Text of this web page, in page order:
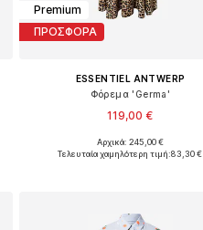
Premium
ΠΡΟΣΦΟΡΑ
ESSENTIEL ANTWERP
Φόρεμα 'Germa'
119,00 €
Διαθέσιμα μεγέθη: 36, 38
Αρχικά: 245,00 €
Τελευταία χαμηλότερη τιμή:83,30 €